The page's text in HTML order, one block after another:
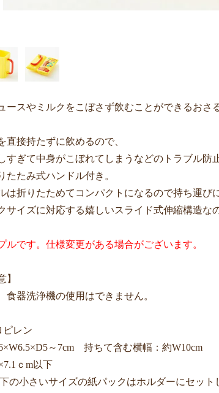
ースやミルクをこぼさず飲むことができるおさ
直接持たずに飲めるので、
すぎて中身がこぼれてしまうなどのトラブル防
たたみ式ハンドル付き。
は折りたためてコンパクトになるので持ち運び
サイズに対応する嬉しいスライド式伸縮構造な
ルです。仕様変更がある場合がございます。
】
食器洗浄機の使用はできません。
ピレン
～7cm 持ちて含む横幅：約W10cm
ｃm以下
の小さいサイズの紙パックはホルダーにセッ